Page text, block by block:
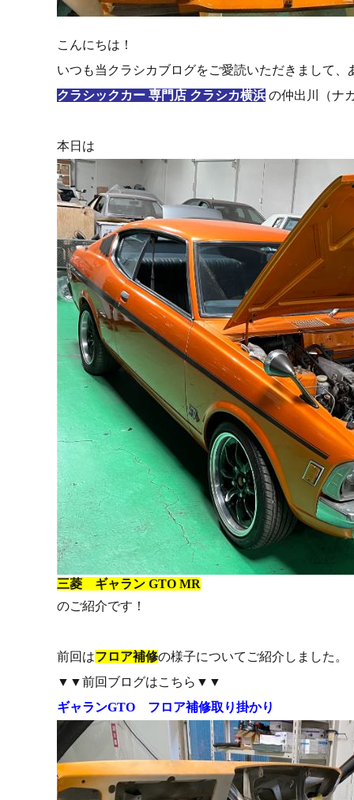
こんにちは！
いつも当クラシカブログをご愛読いただきまして、
クラシックカー 専門店 クラシカ横浜 の仲出川（ナ
本日は
三菱 ギャラン GTO MR
のご紹介です！
前回はフロア補修の様子についてご紹介しました。
▼▼前回ブログはこちら▼▼
ギャランGTO フロア補修取り掛かり